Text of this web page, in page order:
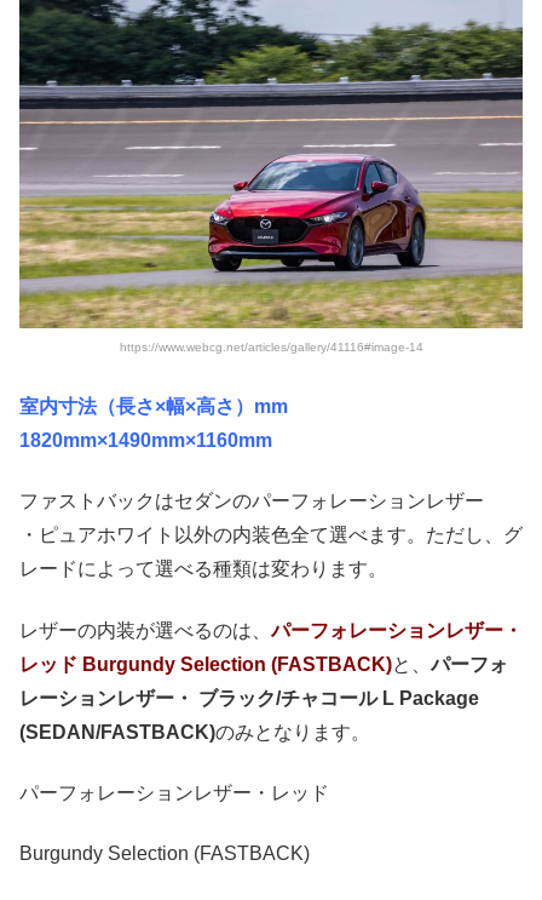
https://www.webcg.net/articles/gallery/41116#image-14
室内寸法（長さ×幅×高さ）mm
1820mm×1490mm×1160mm
ファストバックはセダンのパーフォレーションレザー
・ピュアホワイト以外の内装色全て選べます。ただし、グ
レードによって選べる種類は変わります。
レザーの内装が選べるのは、パーフォレーションレザー・
レッド Burgundy Selection (FASTBACK)と、パーフォ
レーションレザー・ ブラック/チャコール L Package
(SEDAN/FASTBACK)のみとなります。
パーフォレーションレザー・レッド
Burgundy Selection (FASTBACK)